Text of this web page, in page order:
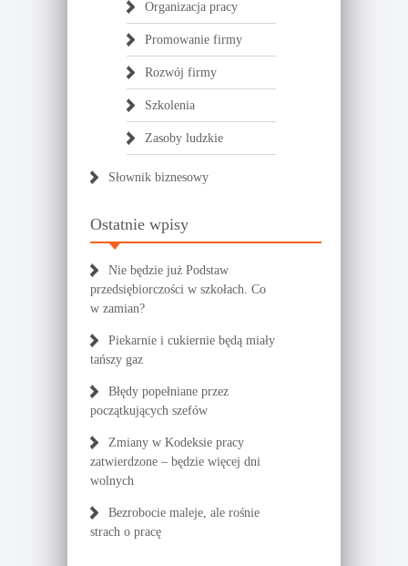
Organizacja pracy
Promowanie firmy
Rozwój firmy
Szkolenia
Zasoby ludzkie
Słownik biznesowy
Ostatnie wpisy
Nie będzie już Podstaw
przedsiębiorczości w szkołach. Co
w zamian?
Piekarnie i cukiernie będą miały
tańszy gaz
Błędy popełniane przez
początkujących szefów
Zmiany w Kodeksie pracy
zatwierdzone – będzie więcej dni
wolnych
Bezrobocie maleje, ale rośnie
strach o pracę